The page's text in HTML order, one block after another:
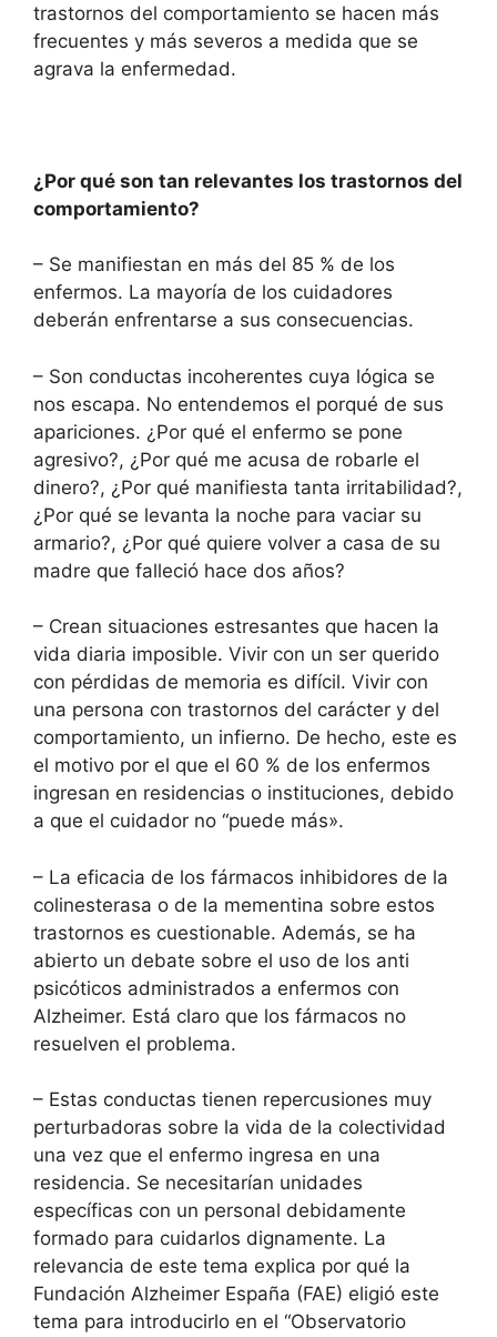
trastornos del comportamiento se hacen más
frecuentes y más severos a medida que se
agrava la enfermedad.
¿Por qué son tan relevantes los trastornos del
comportamiento?
– Se manifiestan en más del 85 % de los
enfermos. La mayoría de los cuidadores
deberán enfrentarse a sus consecuencias.
– Son conductas incoherentes cuya lógica se
nos escapa. No entendemos el porqué de sus
apariciones. ¿Por qué el enfermo se pone
agresivo?, ¿Por qué me acusa de robarle el
dinero?, ¿Por qué manifiesta tanta irritabilidad?,
¿Por qué se levanta la noche para vaciar su
armario?, ¿Por qué quiere volver a casa de su
madre que falleció hace dos años?
– Crean situaciones estresantes que hacen la
vida diaria imposible. Vivir con un ser querido
con pérdidas de memoria es difícil. Vivir con
una persona con trastornos del carácter y del
comportamiento, un infierno. De hecho, este es
el motivo por el que el 60 % de los enfermos
ingresan en residencias o instituciones, debido
a que el cuidador no “puede más».
– La eficacia de los fármacos inhibidores de la
colinesterasa o de la mementina sobre estos
trastornos es cuestionable. Además, se ha
abierto un debate sobre el uso de los anti
psicóticos administrados a enfermos con
Alzheimer. Está claro que los fármacos no
resuelven el problema.
– Estas conductas tienen repercusiones muy
perturbadoras sobre la vida de la colectividad
una vez que el enfermo ingresa en una
residencia. Se necesitarían unidades
específicas con un personal debidamente
formado para cuidarlos dignamente. La
relevancia de este tema explica por qué la
Fundación Alzheimer España (FAE) eligió este
tema para introducirlo en el “Observatorio